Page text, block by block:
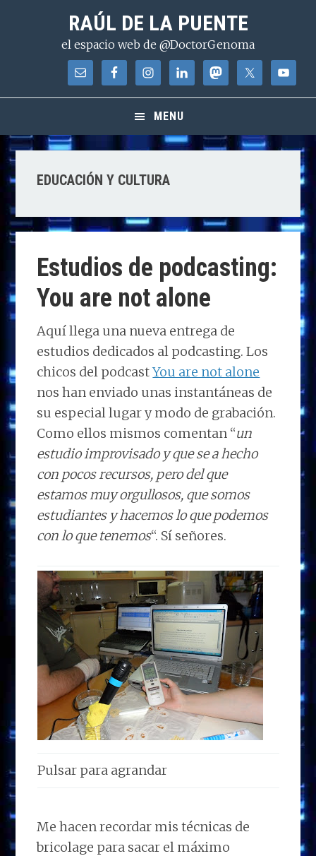
contenido
RAÚL DE LA PUENTE
el espacio web de @DoctorGenoma
MENU
EDUCACIÓN Y CULTURA
Estudios de podcasting:
You are not alone
Aquí llega una nueva entrega de
estudios dedicados al podcasting. Los
chicos del podcastYou are not alone
nos han enviado unas instantáneas de
su especial lugar y modo de grabación.
Como ellos mismos comentan “un
estudio improvisado y que se a hecho
con pocos recursos, pero del que
estamos muy orgullosos, que somos
estudiantes y hacemos lo que podemos
con lo que tenemos“. Sí señores.
Pulsar para agrandar
Me hacen recordar mis técnicas de
bricolage para sacar el máximo